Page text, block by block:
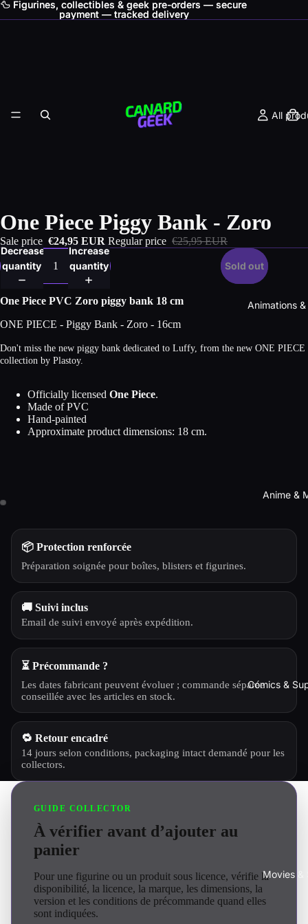
🦆 Figurines, collectibles & geek pre-orders — secure
payment — tracked delivery
🦆 Figurines, collectibles & geek pre-orders — secure
payment — tracked delivery
All
Animations
Anime &
Comics &
Movies &
One Piece Piggy Bank - Zoro
Sale price €24,95 EUR Regular price €25,95 EUR
Decrease
quantity
Increase
quantity
Sold out
One Piece PVC Zoro piggy bank 18 cm
ONE PIECE - Piggy Bank - Zoro - 16cm
Don't miss the new piggy bank dedicated to Luffy, from the new ONE PIECE
collection by Plastoy.
Officially licensed One Piece.
Made ofPVC
Hand-painted
Approximate product dimensions: 18 cm.
📦 Protection renforcée
Préparation soignée pour boîtes, blisters et figurines.
🚚 Suivi inclus
Email de suivi envoyé après expédition.
⏳ Précommande ?
Les dates fabricant peuvent évoluer ; commande séparée
conseillée avec les articles en stock.
🔁 Retour encadré
14 jours selon conditions, packaging intact demandé pour les
collectors.
GUIDE COLLECTOR
À vérifier avant d’ajouter au
panier
Pour une figurine ou un produit sous licence, vérifie la
disponibilité, la licence, la marque, les dimensions, la
version et les conditions de précommande quand elles
sont indiquées.